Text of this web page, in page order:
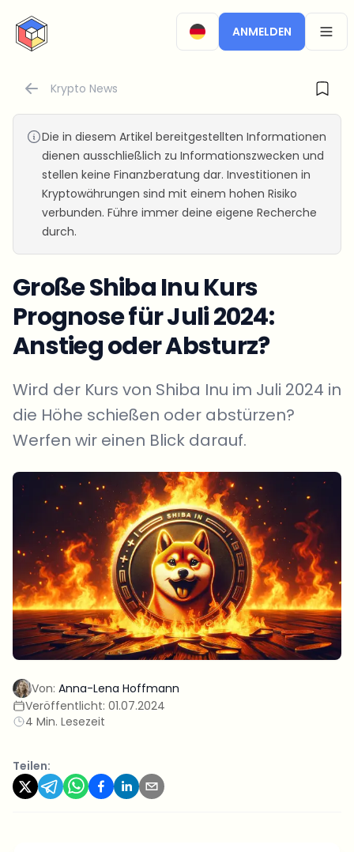
CryptoTicker
ANMELDEN
Krypto News
Die in diesem Artikel bereitgestellten Informationen
dienen ausschließlich zu Informationszwecken und
stellen keine Finanzberatung dar. Investitionen in
Kryptowährungen sind mit einem hohen Risiko
verbunden. Führe immer deine eigene Recherche
durch.
Große Shiba Inu Kurs
Prognose für Juli 2024:
Anstieg oder Absturz?
Wird der Kurs von Shiba Inu im Juli 2024 in
die Höhe schießen oder abstürzen?
Werfen wir einen Blick darauf.
Von: Anna-Lena Hoffmann
Veröffentlicht: 01.07.2024
4 Min. Lesezeit
Teilen: